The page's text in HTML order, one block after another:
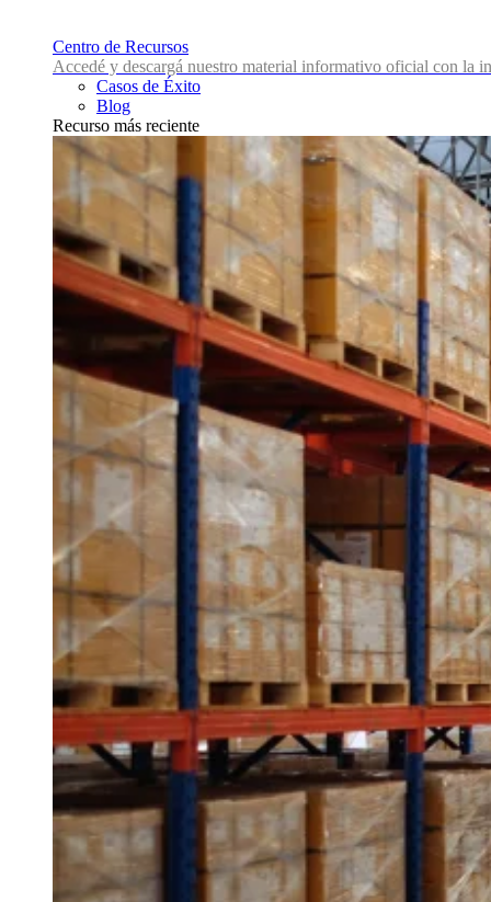
Centro de Recursos
Accedé y descargá nuestro material informativo oficial con la
Casos de Éxito
Blog
Recurso más reciente